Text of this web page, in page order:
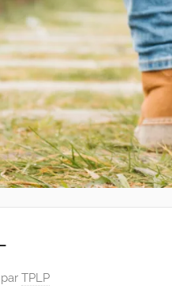
par TPLP